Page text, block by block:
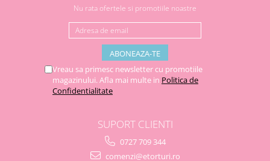
Nu rata ofertele si promotiile noastre
Vreau sa primesc newsletter cu promotiile
magazinului. Afla mai multe in Politica de
Confidentialitate
SUPORT CLIENTI
0727 709 344
comenzi@etorturi.ro